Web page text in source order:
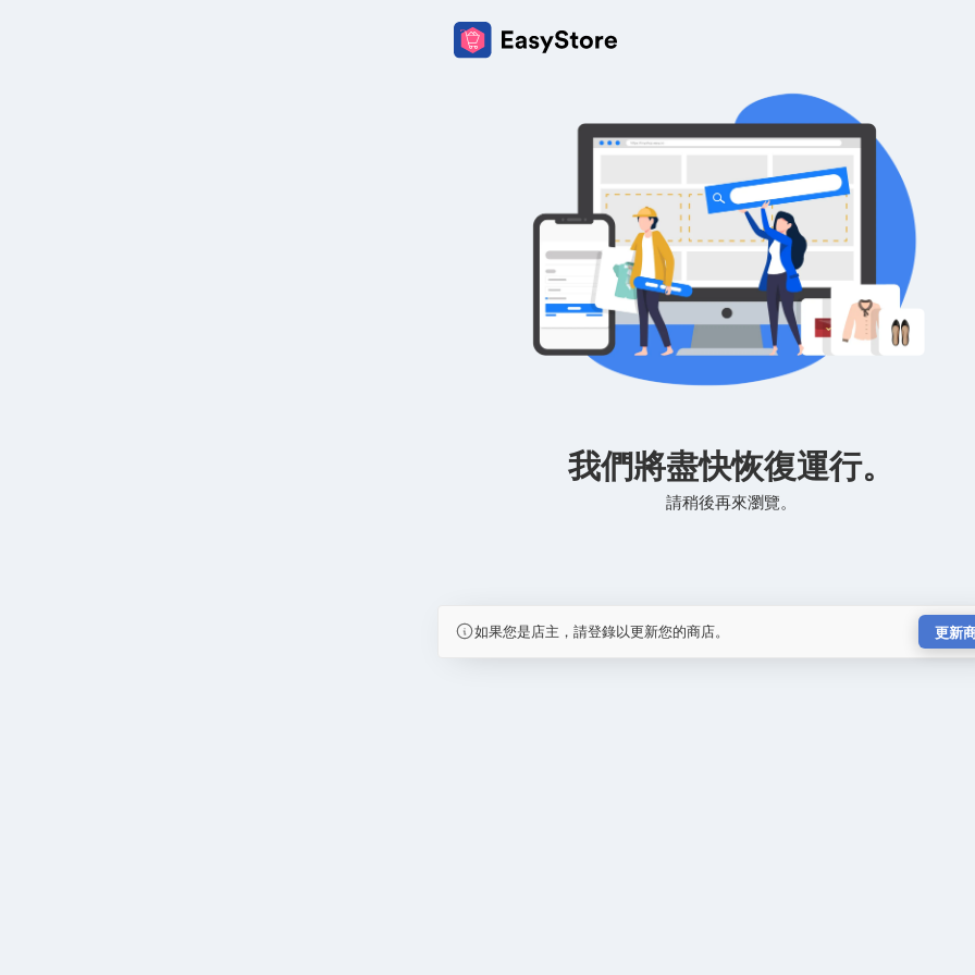
我們將盡快恢復運行。
請稍後再來瀏覽。
如果您是店主，請登錄以更新您的商店。 更新